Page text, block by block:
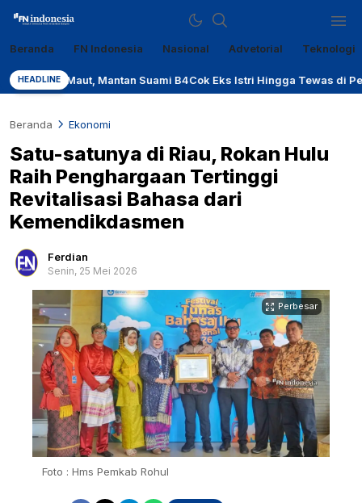
fn-indonesia.com
Sumber Referensi Terpercaya
Beranda FN Indonesia Nasional Advetorial Teknologi
HEADLINE
Maut, Mantan Suami B4Cok Eks Istri Hingga Tewas di Pekanbaru
Beranda Ekonomi
Satu-satunya di Riau, Rokan Hulu
Raih Penghargaan Tertinggi
Revitalisasi Bahasa dari
Kemendikdasmen
Ferdian
Senin, 25 Mei 2026
Perbesar
Foto : Hms Pemkab Rohul